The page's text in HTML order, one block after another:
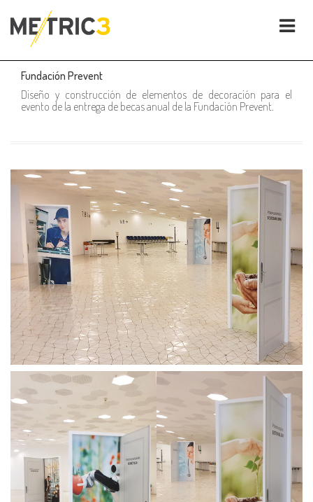
Fundación Prevent
Diseño y construcción de elementos de decoración para el
evento de la entrega de becas anual de la Fundación Prevent.